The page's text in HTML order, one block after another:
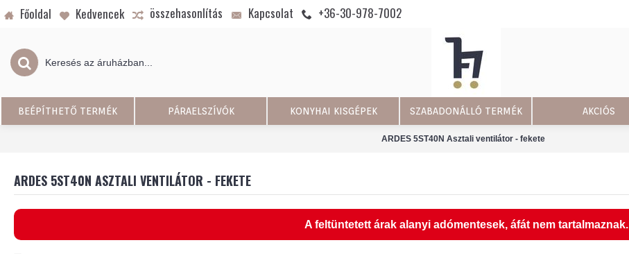
Főoldal Kedvencek összehasonlítás Kapcsolat +36-30-978-7002
BEÉPÍTHETŐ TERMÉK PÁRAELSZÍVÓK KONYHAI KISGÉPEK SZABADONÁLLÓ TERMÉK AKCIÓS
ARDES 5ST40N Asztali ventilátor - fekete
ARDES 5ST40N ASZTALI VENTILÁTOR - FEKETE
A feltüntetett árak alanyi adómentesek, áfát nem tartalmaznak.